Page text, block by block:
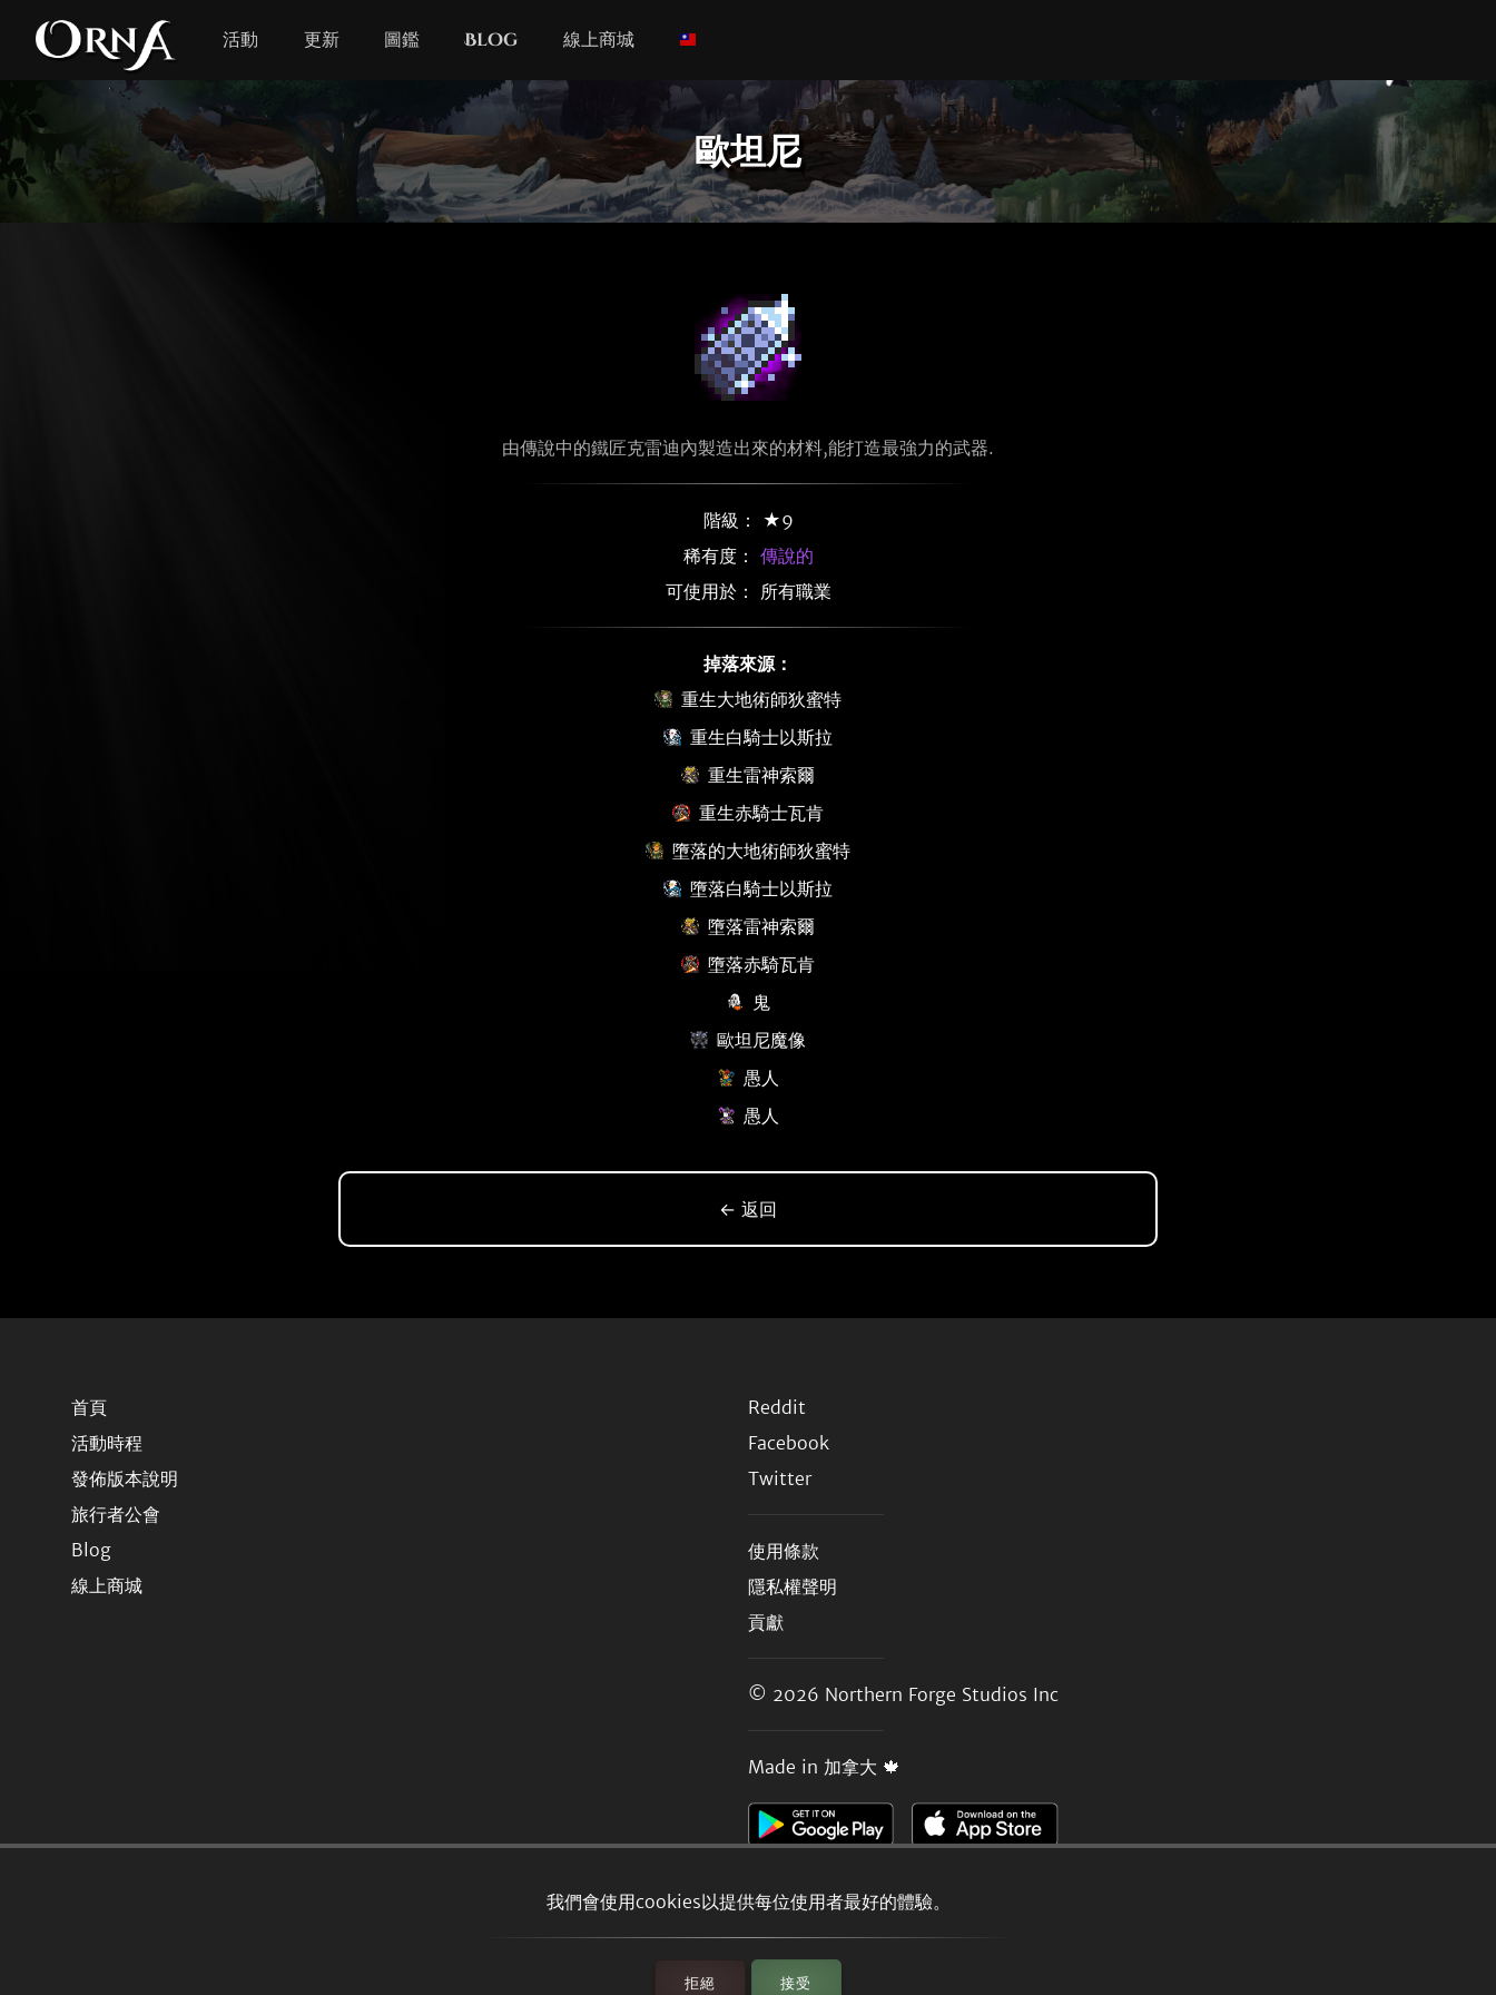
活動 更新 圖鑑 Blog 線上商城
歐坦尼
我們會使用cookies以提供每位使用者最好的體驗。
拒絕 接受
由傳說中的鐵匠克雷迪內製造出來的材料,能打造最強力的武器.
階級： ★9
稀有度： 傳說的
可使用於： 所有職業
掉落來源：
重生大地術師狄蜜特
重生白騎士以斯拉
重生雷神索爾
重生赤騎士瓦肯
墮落的大地術師狄蜜特
墮落白騎士以斯拉
墮落雷神索爾
墮落赤騎瓦肯
鬼
歐坦尼魔像
愚人
愚人
← 返回
首頁
活動時程
發佈版本說明
旅行者公會
Blog
線上商城
Reddit
Facebook
Twitter
使用條款
隱私權聲明
貢獻
© 2026 Northern Forge Studios Inc
Made in 加拿大 🍁